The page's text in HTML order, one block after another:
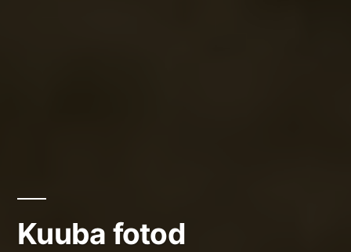
Kuuba fotod